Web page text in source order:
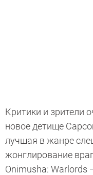
Критики и зрители
новое детище
лучшая в жанре
жонглирование
Onimusha: Warlords